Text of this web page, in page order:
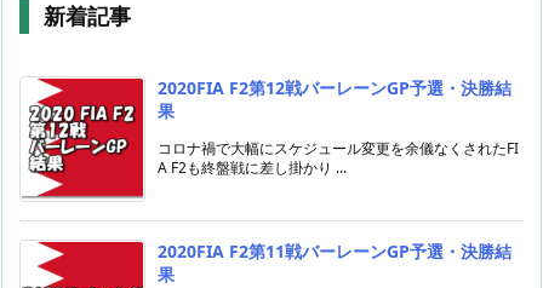
新着記事
2020FIA F2第12戦バーレーンGP予選・決勝結
果
コロナ禍で大幅にスケジュール変更を余儀なくされたFI
A F2も終盤戦に差し掛かり ...
2020FIA F2第11戦バーレーンGP予選・決勝結
果